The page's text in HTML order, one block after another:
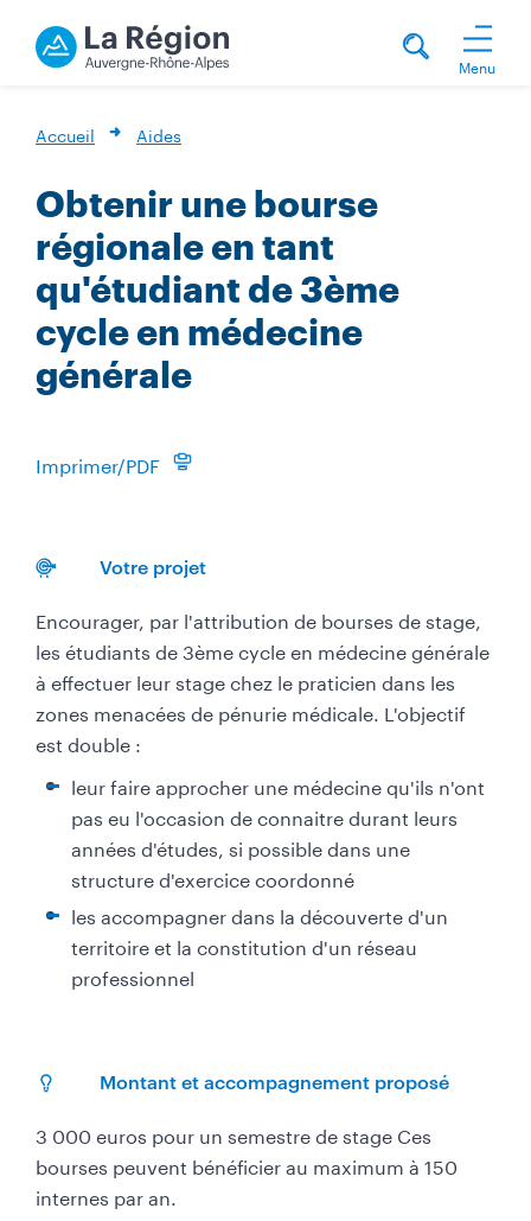
Menu
Accueil Aides
Obtenir une bourse
régionale en tant
qu'étudiant de 3ème
cycle en médecine
générale
Imprimer/PDF
Votre projet
Encourager, par l'attribution de bourses de stage,
les étudiants de 3ème cycle en médecine générale
à effectuer leur stage chez le praticien dans les
zones menacées de pénurie médicale. L'objectif
est double :
leur faire approcher une médecine qu'ils n'ont
pas eu l'occasion de connaitre durant leurs
années d'études, si possible dans une
structure d'exercice coordonné
les accompagner dans la découverte d'un
territoire et la constitution d'un réseau
professionnel
Montant et accompagnement proposé
​3 000 euros pour un semestre de stage Ces
bourses peuvent bénéficier au maximum à 150
internes par an.